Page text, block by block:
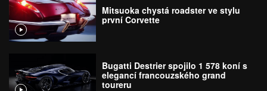
Mitsuoka chystá roadster ve stylu
první Corvette
Bugatti Destrier spojilo 1 578 koní s
elegancí francouzského grand
toureru